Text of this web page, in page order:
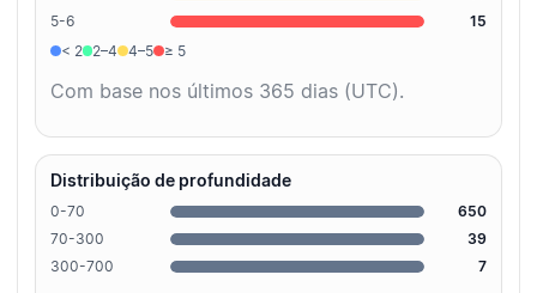
5-6
15
< 2
2–4 4–5 ≥ 5
Com base nos últimos 365 dias (UTC).
Distribuição de profundidade
0-70
650
70-300
39
300-700
7